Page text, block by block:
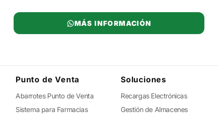
MÁS INFORMACIÓN
Punto de Venta
Abarrotes Punto de Venta
Sistema para Farmacias
Soluciones
Recargas Electrónicas
Gestión de Almacenes